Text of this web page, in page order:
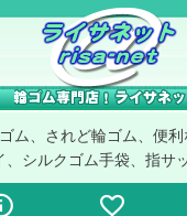
ム、されど輪ゴム、便
、シルクゴム手袋、指サ